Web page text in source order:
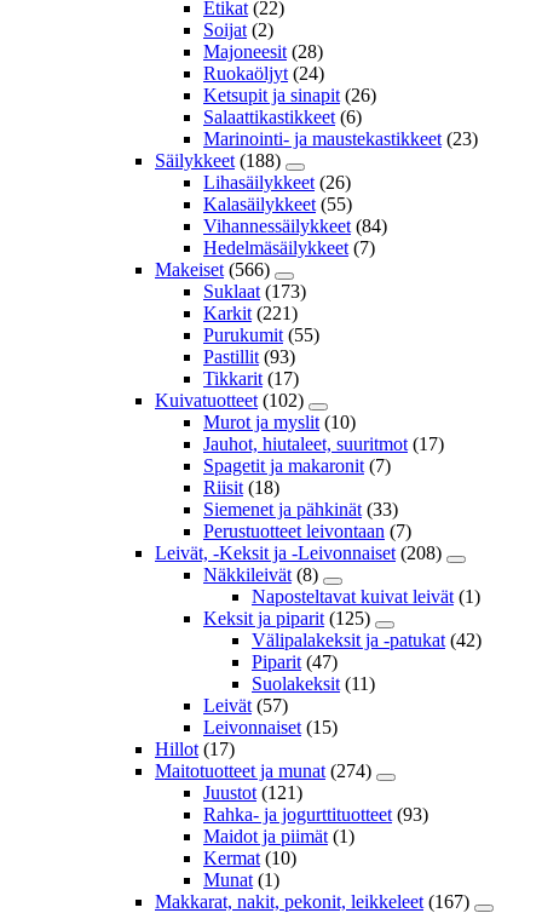
Etikat (22)
Soijat (2)
Majoneesit (28)
Ruokaöljyt (24)
Ketsupit ja sinapit (26)
Salaattikastikkeet (6)
Marinointi- ja maustekastikkeet (23)
Säilykkeet (188)
Lihasäilykkeet (26)
Kalasäilykkeet (55)
Vihannessäilykkeet (84)
Hedelmäsäilykkeet (7)
Makeiset (566)
Suklaat (173)
Karkit (221)
Purukumit (55)
Pastillit (93)
Tikkarit (17)
Kuivatuotteet (102)
Murot ja myslit (10)
Jauhot, hiutaleet, suuritmot (17)
Spagetit ja makaronit (7)
Riisit (18)
Siemenet ja pähkinät (33)
Perustuotteet leivontaan (7)
Leivät, -Keksit ja -Leivonnaiset (208)
Näkkileivät (8)
Naposteltavat kuivat leivät (1)
Keksit ja piparit (125)
Välipalakeksit ja -patukat (42)
Piparit (47)
Suolakeksit (11)
Leivät (57)
Leivonnaiset (15)
Hillot (17)
Maitotuotteet ja munat (274)
Juustot (121)
Rahka- ja jogurttituotteet (93)
Maidot ja piimät (1)
Kermat (10)
Munat (1)
Makkarat, nakit, pekonit, leikkeleet (167)